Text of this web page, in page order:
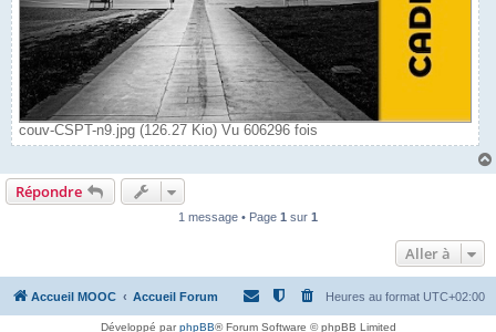
couv-CSPT-n9.jpg (126.27 Kio) Vu 606296 fois
Répondre
1 message • Page 1 sur 1
Aller à
Accueil MOOC Accueil Forum Heures au format UTC+02:00
Développé parphpBB® Forum Software © phpBB Limited